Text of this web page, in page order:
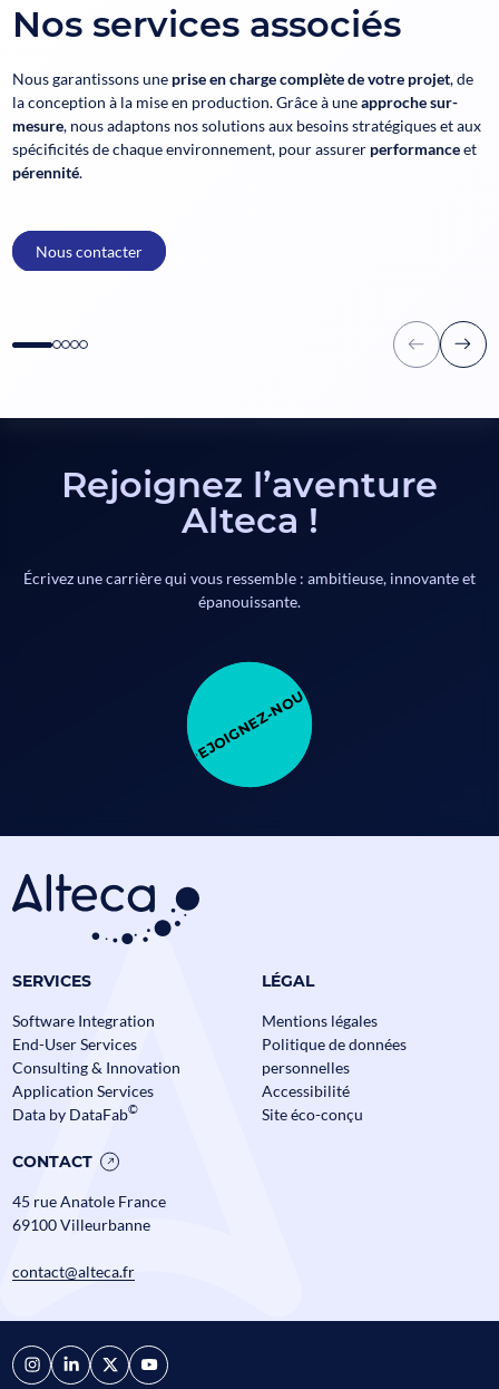
Nos services associés
Nous garantissons une prise en charge complète de votre projet, de
la conception à la mise en production. Grâce à uneapproche sur-
mesure, nous adaptons nos solutions aux besoins stratégiques et aux
spécificités de chaque environnement, pour assurer performanceet
pérennité.
Nous contacter
Innovation
Rejoignez l’aventure
Alteca !
Écrivez une carrière qui vous ressemble : ambitieuse, innovante et
épanouissante.
REJOIGNEZ-NOUS REJOIGNEZ-NOUS REJOIGNEZ-NOUS
SERVICES
Software Integration
End-User Services
Consulting & Innovation
Application Services
Data by DataFab©
LÉGAL
Mentions légales
Politique de données
personnelles
Accessibilité
Site éco-conçu
CONTACT
45 rue Anatole France
69100 Villeurbanne
contact@alteca.fr